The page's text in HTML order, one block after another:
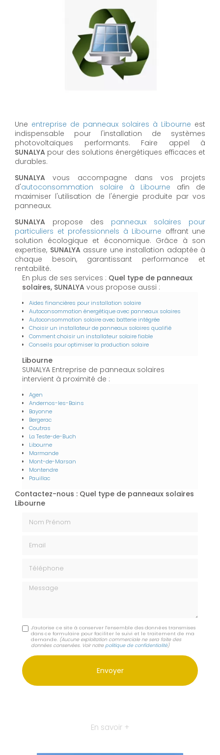
Une entreprise de panneaux solaires à Libourne est
indispensable pour l'installation de systèmes
photovoltaïques performants. Faire appel à
SUNALYA pour des solutions énergétiques efficaces et
durables.
SUNALYA vous accompagne dans vos projets
d'autoconsommation solaire à Libourne afin de
maximiser l'utilisation de l'énergie produite par vos
panneaux.
SUNALYA propose des panneaux solaires pour
particuliers et professionnels à Libourne offrant une
solution écologique et économique. Grâce à son
expertise, SUNALYA assure une installation adaptée à
chaque besoin, garantissant performance et
rentabilité.
En plus de ses services : Quel type de panneaux
solaires, SUNALYA vous propose aussi :
Aides financières pour installation solaire
Autoconsommation énergétique avec panneaux solaires
Autoconsommation solaire avec batterie intégrée
Choisir un installateur de panneaux solaires qualifié
Comment choisir un installateur solaire fiable
Conseils pour optimiser la production solaire
Libourne
SUNALYA Entreprise de panneaux solaires
intervient à proximité de :
Agen
Andernos-les-Bains
Bayonne
Bergerac
Coutras
La Teste-de-Buch
Libourne
Marmande
Mont-de-Marsan
Montendre
Pauillac
Contactez-nous : Quel type de panneaux solaires
Libourne
Message
J'autorise ce site à conserver l'ensemble des données transmises
dans ce formulaire pour faciliter le suivi et le traitement de ma
demande. (Aucune exploitation commerciale ne sera faite des
données conservées. Voir notre politique de confidentialité)
En savoir +